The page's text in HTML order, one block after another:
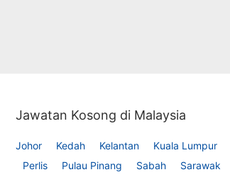
Jawatan Kosong di Malaysia
Johor Kedah Kelantan Kuala Lumpur
Perlis
Pulau Pinang Sabah Sarawak